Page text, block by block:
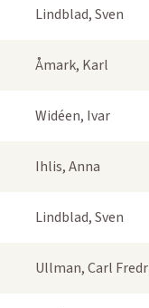
Lindblad, Sven
Åmark, Karl
Widéen, Ivar
Ihlis, Anna
Lindblad, Sven
Ullman, Carl